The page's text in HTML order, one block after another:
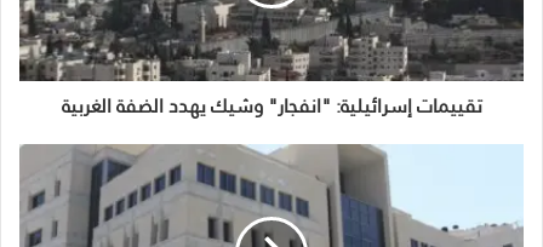
تقييمات إسرائيلية: "انفجار" وشيك يهدد الضفة الغربية